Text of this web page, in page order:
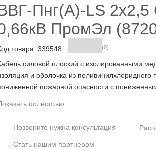
Пнг(А)-LS 2х2,5
ПромЭл
товара: 339548 (0)
силовой плоский с изолированными
и оболочка из поливинилхлоридного
пожарной опасности с
мм², U-ном. 0,66 кВ; t-монт.-15°C, t-раб.-
полностью
Позвоните нужна консультация
Стать нашим партнером